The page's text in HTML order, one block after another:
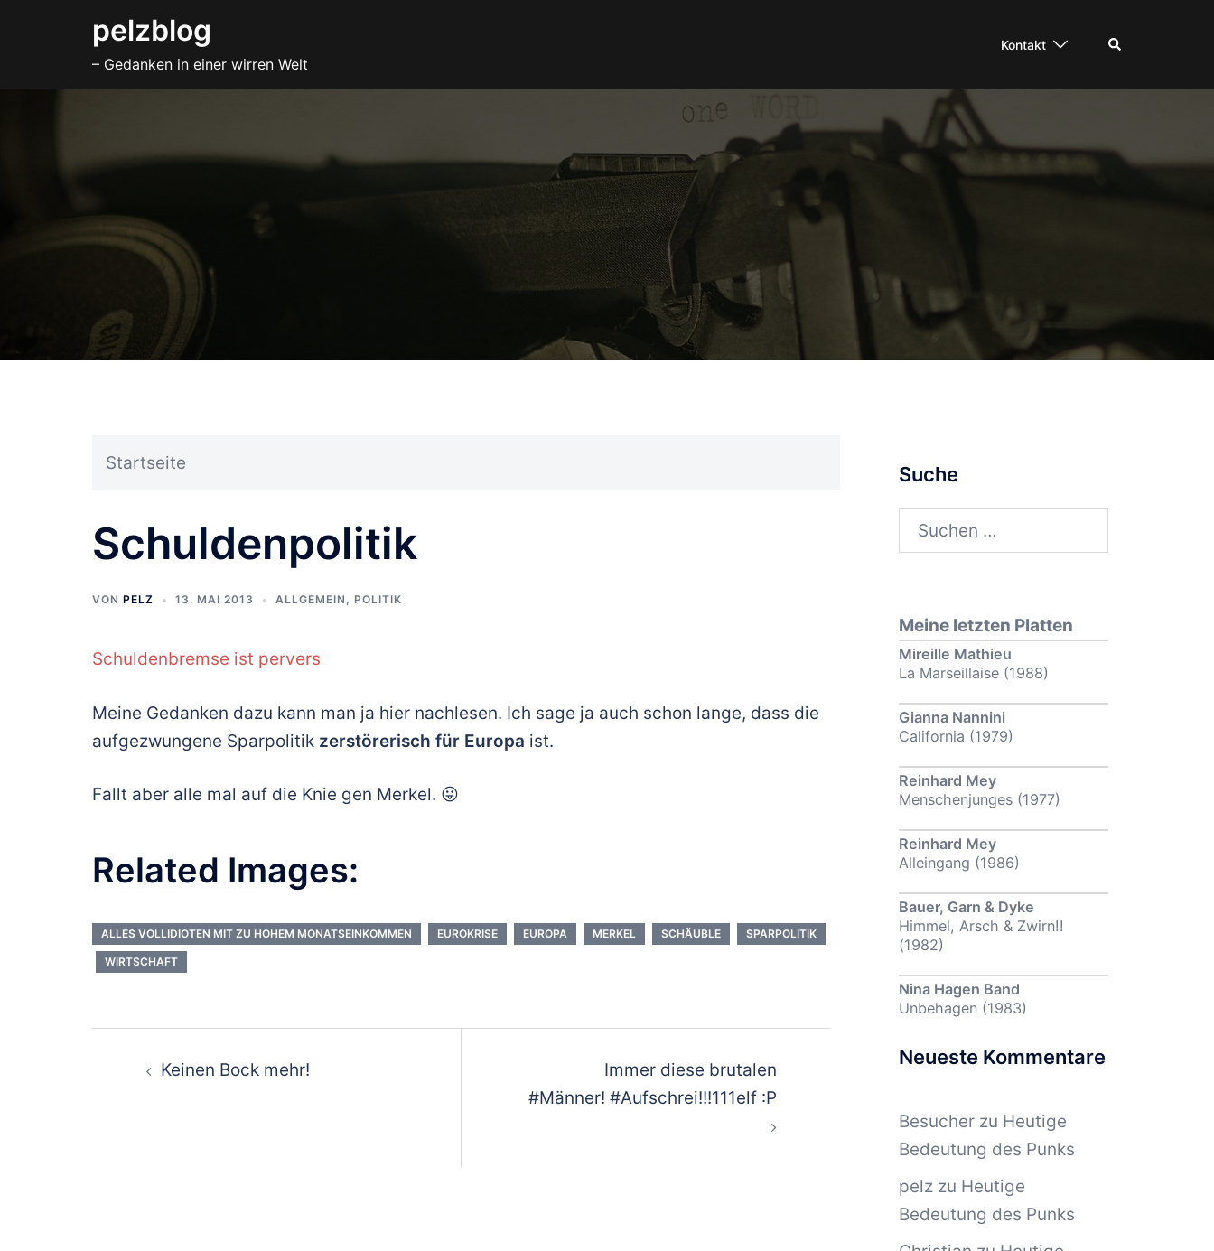
pelzblog
– Gedanken in einer wirren Welt
Kontakt Suche
Startseite
Schuldenpolitik
VON PELZ 13. MAI 2013 ALLGEMEIN , POLITIK
Schuldenbremse ist pervers
Meine Gedanken dazu kann man ja hier nachlesen. Ich sage ja auch schon lange, dass die
aufgezwungene Sparpolitik zerstörerisch für Europa ist.
Fallt aber alle mal auf die Knie gen Merkel. 😛
Related Images:
ALLES VOLLIDIOTEN MIT ZU HOHEM MONATSEINKOMMEN EUROKRISE EUROPA MERKEL SCHÄUBLE SPARPOLITIK
WIRTSCHAFT
Beitragsnavigation
Keinen Bock mehr!
Immer diese brutalen
#Männer! #Aufschrei!!!111elf :P
Suche
Suchen
nach:
Meine letzten Platten
Mireille Mathieu
La Marseillaise (1988)
Gianna Nannini
California (1979)
Reinhard Mey
Menschenjunges (1977)
Reinhard Mey
Alleingang (1986)
Bauer, Garn & Dyke
Himmel, Arsch & Zwirn!!
(1982)
Nina Hagen Band
Unbehagen (1983)
Neueste Kommentare
Besucherzu Heutige
Bedeutung des Punks
pelzzu Heutige
Bedeutung des Punks